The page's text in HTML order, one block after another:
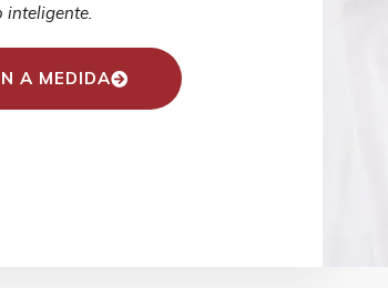
inteligente.
A MEDIDA